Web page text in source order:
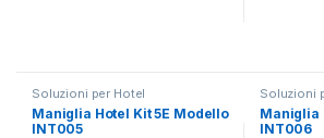
Soluzioni per Hotel
Maniglia Hotel Kit 5E Modello
INT005
Soluzioni
Maniglia
INT006